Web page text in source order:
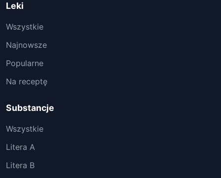
Leki
Wszystkie
Najnowsze
Popularne
Na receptę
Substancje
Wszystkie
Litera A
Litera B